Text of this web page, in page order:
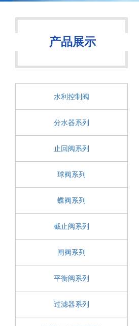
产品展示
水利控制阀
分水器系列
止回阀系列
球阀系列
蝶阀系列
截止阀系列
闸阀系列
平衡阀系列
过滤器系列